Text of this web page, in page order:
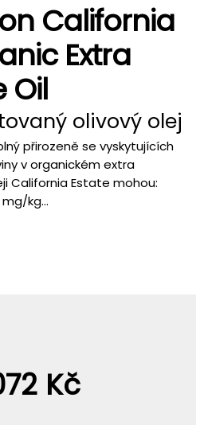
California
Extra
Oil
olivový olej
přirozeně se vyskytujících
v organickém extra
California Estate mohou:
kg...
Kč